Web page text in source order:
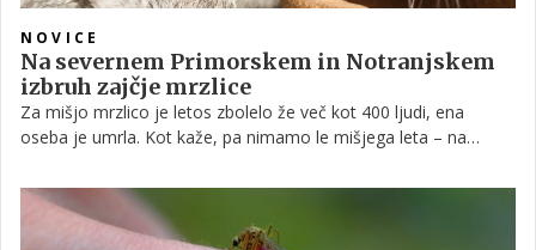
NOVICE
Na severnem Primorskem in Notranjskem
izbruh zajčje mrzlice
Za mišjo mrzlico je letos zbolelo že več kot 400 ljudi, ena
oseba je umrla. Kot kaže, pa nimamo le mišjega leta – na
redkejša, a še nevarnejša, več kot polovica obolelih potrebuje
bolnišnično oskrbo. Diagnosticiranje pa dodatno otežuje
dejstvo, da najpogostejši prenašalci te bolezni sploh niso zajci.